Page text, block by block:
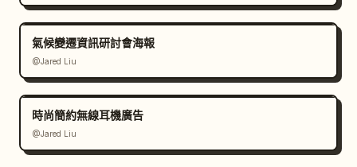
氣候變遷資訊研討會海報
@Jared Liu
時尚簡約無線耳機廣告
@Jared Liu